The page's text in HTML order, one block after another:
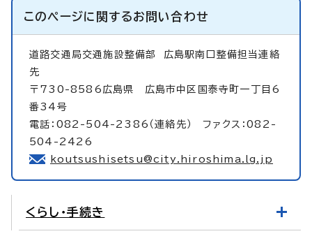
このページに関するお問い合わせ
道路交通局交通施設整備部 広島駅南口整備担当連絡
先
〒730-8586広島県 広島市中区国泰寺町一丁目6
番34号
電話：082-504-2386（連絡先） ファクス：082-
504-2426
koutsushisetsu@city.hiroshima.lg.jp
くらし・手続き